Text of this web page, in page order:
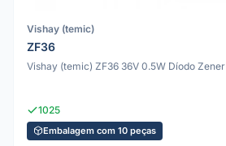
Vishay (temic)
ZF36
Vishay (temic) ZF36 36V 0.5W Díodo Zener
1025
Embalagem com 10 peças